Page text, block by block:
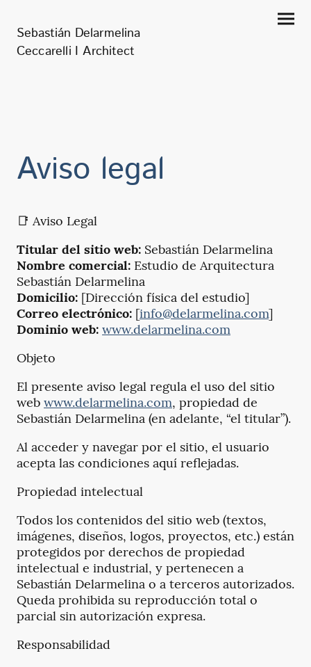
Sebastián Delarmelina
Ceccarelli I Architect
Aviso legal
📑 Aviso Legal
Titular del sitio web: Sebastián Delarmelina
Nombre comercial: Estudio de Arquitectura
Sebastián Delarmelina
Domicilio: [Dirección física del estudio]
Correo electrónico: [info@delarmelina.com]
Dominio web: www.delarmelina.com
Objeto
El presente aviso legal regula el uso del sitio
web www.delarmelina.com, propiedad de
Sebastián Delarmelina (en adelante, “el titular”).
Al acceder y navegar por el sitio, el usuario
acepta las condiciones aquí reflejadas.
Propiedad intelectual
Todos los contenidos del sitio web (textos,
imágenes, diseños, logos, proyectos, etc.) están
protegidos por derechos de propiedad
intelectual e industrial, y pertenecen a
Sebastián Delarmelina o a terceros autorizados.
Queda prohibida su reproducción total o
parcial sin autorización expresa.
Responsabilidad